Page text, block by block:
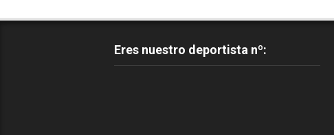
Eres nuestro deportista nº: